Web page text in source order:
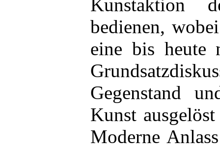
Kunstaktion
bedienen,
eine bis heute
Gegenstand
Kunst
Moderne